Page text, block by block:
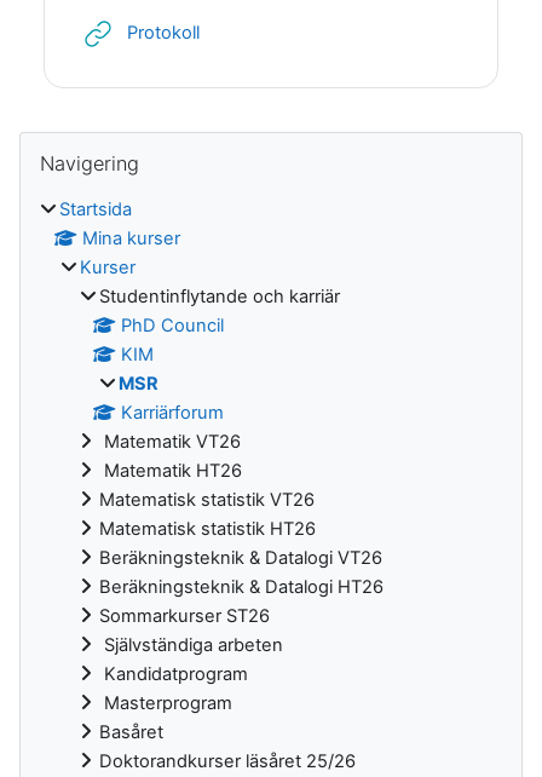
ProtokollURL
Block
Navigering
Startsida
Mina kurser
Kurser
Studentinflytande och karriär
PhD Council
KIM
MSR
Karriärforum
Matematik VT26
Matematik HT26
Matematisk statistik VT26
Matematisk statistik HT26
Beräkningsteknik & Datalogi VT26
Beräkningsteknik & Datalogi HT26
Sommarkurser ST26
Självständiga arbeten
Kandidatprogram
Masterprogram
Basåret
Doktorandkurser läsåret 25/26